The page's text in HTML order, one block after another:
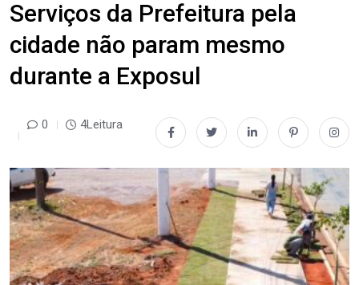
Serviços da Prefeitura pela
cidade não param mesmo
durante a Exposul
0 4Leitura